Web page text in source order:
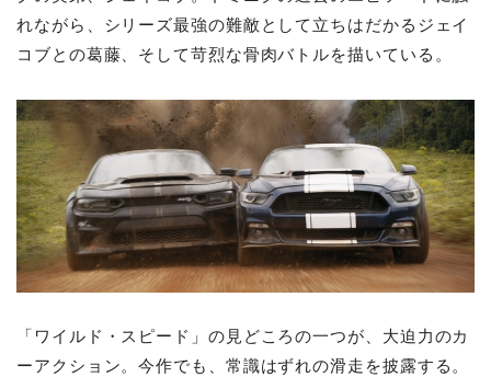
れながら、シリーズ最強の難敵として立ちはだかるジェイ
コブとの葛藤、そして苛烈な骨肉バトルを描いている。
「ワイルド・スピード」の見どころの一つが、大迫力のカ
ーアクション。今作でも、常識はずれの滑走を披露する。